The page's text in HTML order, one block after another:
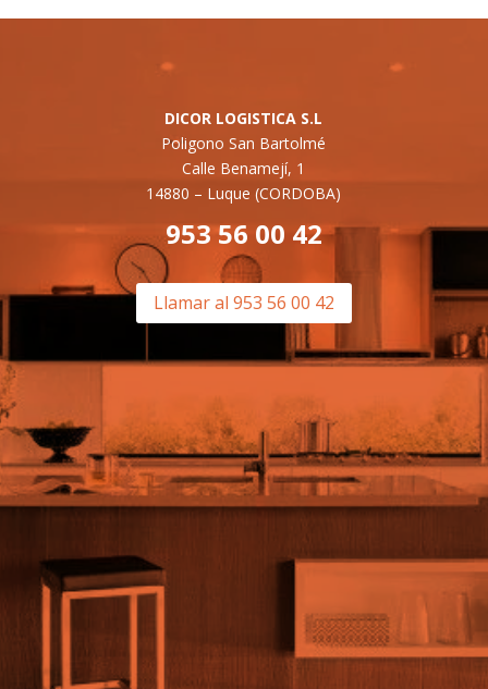
DICOR LOGISTICA S.L
Poligono San Bartolmé
Calle Benamejí, 1
14880 – Luque (CORDOBA)
953 56 00 42
Llamar al 953 56 00 42